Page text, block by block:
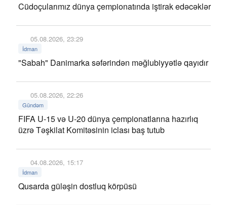
Cüdoçularımız dünya çempionatında iştirak edəcəklər
05.08.2026, 23:29
İdman
"Sabah" Danimarka səfərindən məğlubiyyətlə qayıdır
05.08.2026, 22:26
Gündəm
FIFA U-15 və U-20 dünya çempionatlarına hazırlıq
üzrə Təşkilat Komitəsinin iclası baş tutub
04.08.2026, 15:17
İdman
Qusarda güləşin dostluq körpüsü